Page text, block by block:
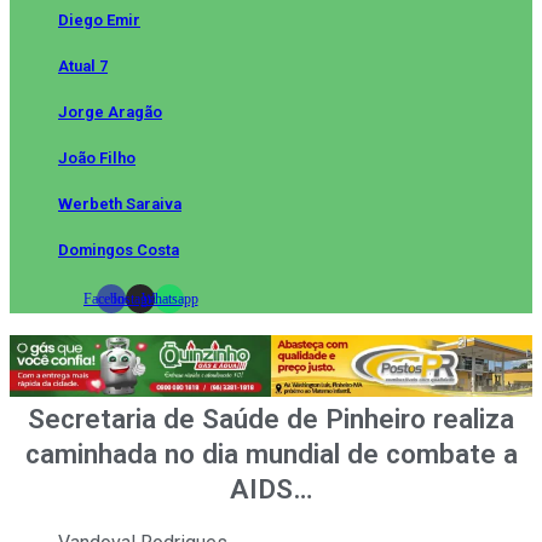
Diego Emir
Atual 7
Jorge Aragão
João Filho
Werbeth Saraiva
Domingos Costa
FacebookInstagramWhatsapp
Secretaria de Saúde de Pinheiro realiza
caminhada no dia mundial de combate a
AIDS…